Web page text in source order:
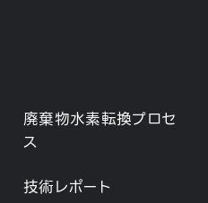
廃棄物水素転換プロセ
ス
技術レポート